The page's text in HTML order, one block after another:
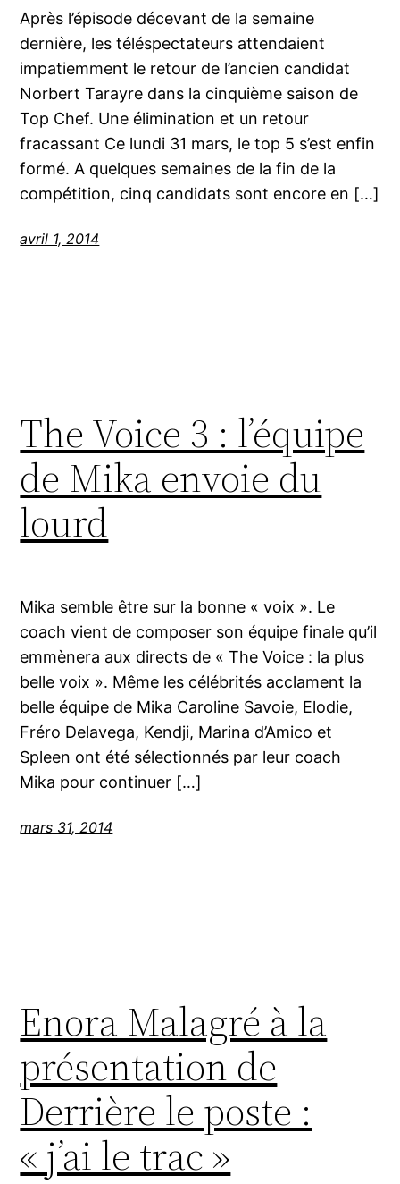
Après l’épisode décevant de la semaine
dernière, les téléspectateurs attendaient
impatiemment le retour de l’ancien candidat
Norbert Tarayre dans la cinquième saison de
Top Chef. Une élimination et un retour
fracassant Ce lundi 31 mars, le top 5 s’est enfin
formé. A quelques semaines de la fin de la
compétition, cinq candidats sont encore en […]
avril 1, 2014
The Voice 3 : l’équipe
de Mika envoie du
lourd
Mika semble être sur la bonne « voix ». Le
coach vient de composer son équipe finale qu’il
emmènera aux directs de « The Voice : la plus
belle voix ». Même les célébrités acclament la
belle équipe de Mika Caroline Savoie, Elodie,
Fréro Delavega, Kendji, Marina d’Amico et
Spleen ont été sélectionnés par leur coach
Mika pour continuer […]
mars 31, 2014
Enora Malagré à la
présentation de
Derrière le poste :
« j’ai le trac »